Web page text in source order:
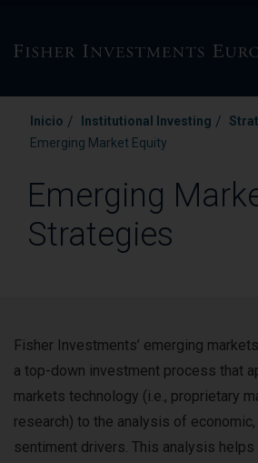
Inicio / Institutional Investing /
Emerging Market Equity
Emerging
Strategies
Fisher Investments’ emerging
a top-down investment process that
markets technology (i.e., proprietary
research) to the analysis of
sentiment drivers. This analysis